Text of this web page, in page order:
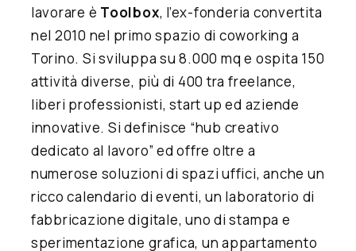
lavorare è Toolbox, l’ex-fonderia convertita
nel 2010 nel primo spazio di coworking a
Torino. Si sviluppa su 8.000 mq e ospita 150
attività diverse, più di 400 tra freelance,
liberi professionisti, start up ed aziende
innovative. Si definisce “hub creativo
dedicato al lavoro” ed offre oltre a
numerose soluzioni di spazi uffici, anche un
ricco calendario di eventi, un laboratorio di
fabbricazione digitale, uno di stampa e
sperimentazione grafica, un appartamento